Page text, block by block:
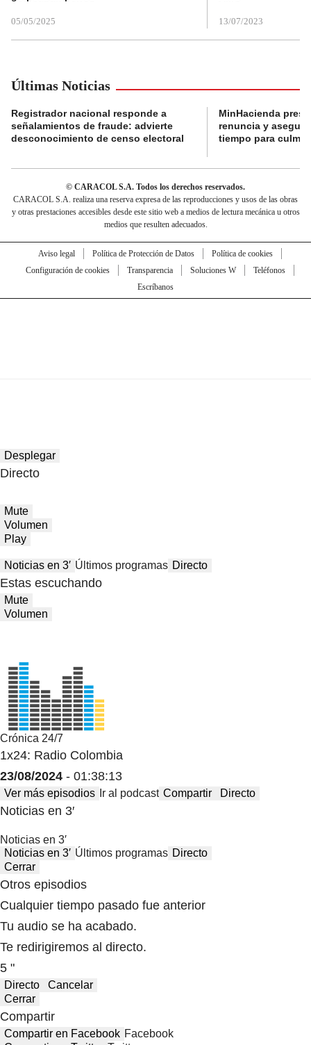
05/05/2025 13/07/2023
Últimas Noticias
Registrador nacional responde a
señalamientos de fraude: advierte
desconocimiento de censo electoral
MinHacienda
renuncia y
tiempo para
© CARACOL S.A. Todos los derechos reservados.
CARACOL S.A. realiza una reserva expresa de las reproducciones y usos de las obras
y otras prestaciones accesibles desde este sitio web a medios de lectura mecánica u otros
medios que resulten adecuados.
Aviso legal Política de Protección de Datos
Política de cookies
Configuración de cookies
Transparencia Soluciones W
Teléfonos
Escríbanos
Desplegar
Directo
Mute
Volumen
Play
Noticias en 3′ Últimos programas Directo
Estas escuchando
Mute
Volumen
Crónica 24/7
1x24: Radio Colombia
23/08/2024 - 01:38:13
Ver más episodios Ir al podcast Compartir Directo
Noticias en 3′
Noticias en 3′
Noticias en 3′ Últimos programas Directo
Cerrar
Otros episodios
Cualquier tiempo pasado fue anterior
Tu audio se ha acabado.
Te redirigiremos al directo.
5 "
Directo
Cancelar
Cerrar
Compartir
Compartir en Facebook Facebook